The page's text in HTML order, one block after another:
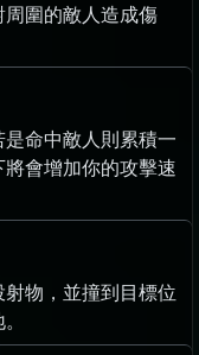
圍的敵人造成傷
命中敵人則累積一
會增加你的攻擊速
物，並撞到目標位